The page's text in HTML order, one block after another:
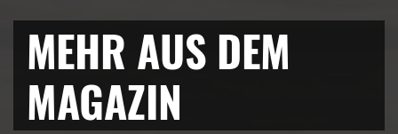
MEHR AUS DEM
MAGAZIN